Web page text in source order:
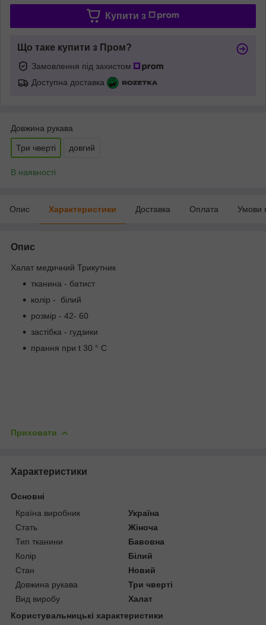
Купити з
Що таке купити з Пром?
Замовлення під захистом
Доступна доставка
Довжина рукава
Три чверті довгий
В наявності
Опис Характеристики Доставка Оплата Умови
Опис
Халат медичний Трикутник
тканина - батист
колір - білий
розмір - 42- 60
застібка - гудзики
прання при t 30 ° C
Приховати
Характеристики
Основні
Країна виробник
Україна
Стать
Жіноча
Тип тканини
Бавовна
Колір
Білий
Стан
Новий
Довжина рукава
Три чверті
Вид виробу
Халат
Користувальницькі характеристики